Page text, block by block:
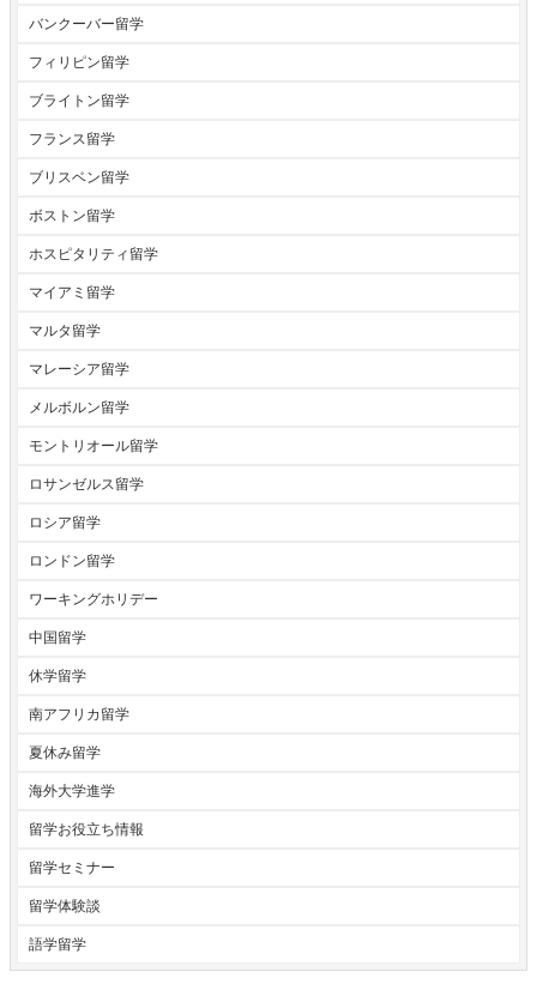
バンクーバー留学
フィリピン留学
ブライトン留学
フランス留学
ブリスベン留学
ボストン留学
ホスピタリティ留学
マイアミ留学
マルタ留学
マレーシア留学
メルボルン留学
モントリオール留学
ロサンゼルス留学
ロシア留学
ロンドン留学
ワーキングホリデー
中国留学
休学留学
南アフリカ留学
夏休み留学
海外大学進学
留学お役立ち情報
留学セミナー
留学体験談
語学留学